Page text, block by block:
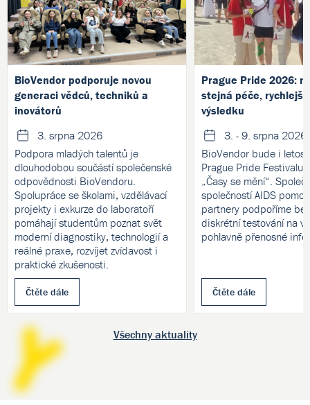
BioVendor podporuje novou
generaci vědců, techniků a
inovátorů
3. srpna 2026
Podpora mladých talentů je
dlouhodobou součástí společenské
odpovědnosti BioVendoru.
Spolupráce se školami, vzdělávací
projekty i exkurze do laboratoří
pomáhají studentům poznat svět
moderní diagnostiky, technologií a
reálné praxe, rozvíjet zvídavost i
praktické zkušenosti.
Čtěte dále
Prague Pride 2026:
stejná péče, rychlejší
výsledku
3. - 9. srpna 2026
BioVendor bude i letos
Prague Pride Festivalu
„Časy se mění“.
společností AIDS
partnery podpoříme
diskrétní testování na
pohlavně přenosné
Čtěte dále
Všechny aktuality